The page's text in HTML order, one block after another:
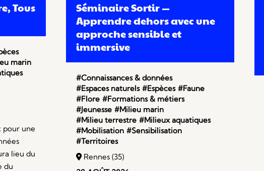
Tous
marin
pour une
lieu du
du
Séminaire Sortir —
Apprendre dehors avec une
approche sensible et
immersive
#Connaissances & données
#Espaces naturels #Espèces #Faune
#Flore #Formations & métiers
#Jeunesse #Milieu marin
#Milieu terrestre #Milieux aquatiques
#Mobilisation #Sensibilisation
#Territoires
Rennes (35)